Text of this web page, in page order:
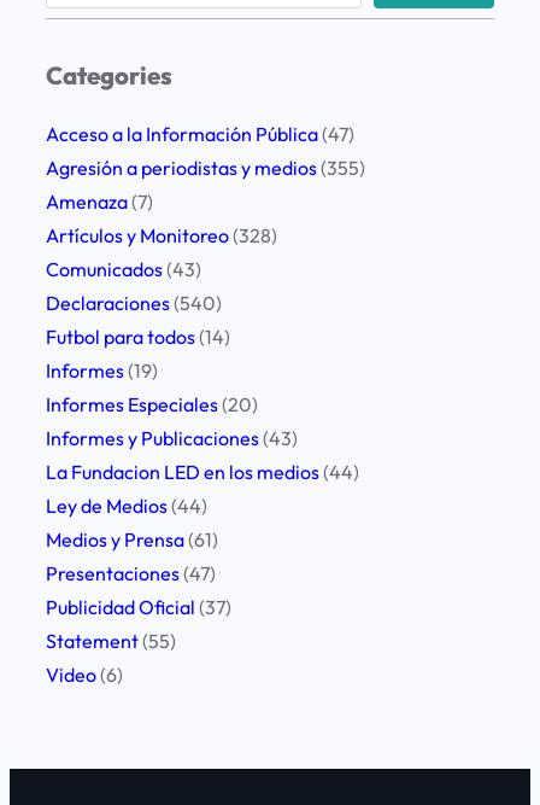
c
ó
n
o
o
s
e
s
e
r
h
Categories
Acceso a la Información Pública(47)
Agresión a periodistas y medios(355)
Amenaza(7)
Artículos y Monitoreo(328)
Comunicados(43)
Declaraciones(540)
Futbol para todos(14)
Informes(19)
Informes Especiales(20)
Informes y Publicaciones(43)
La Fundacion LED en los medios(44)
Ley de Medios(44)
Medios y Prensa(61)
Presentaciones(47)
Publicidad Oficial (37)
Statement(55)
Video(6)